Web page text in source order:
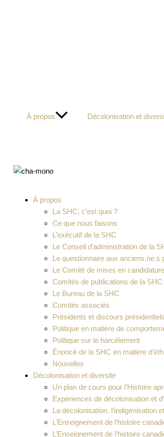
À propos Décolonisation et
Menu
À propos
La SHC, c’est quoi ?
Ce que nous faisons
L’exécutif de la SHC
Le Conseil d’administration de la
Le questionnaire aux anciens.ne.s
Le Comité de mises en
Comités de publications de la SHC
Le Bureau de la SHC
Comités associés
Présidents et discours
Politique en matière de
Politique sur le harcèlement
Énoncé de la SHC en matière
Nouvelles
Décolonisation et diversité
Un plan de cours pour l’Histoire
Expériences de décolonisation et
La décolonisation, l’indigénisation
L’Enseignement de l’histoire
L’Enseignement de l’histoire